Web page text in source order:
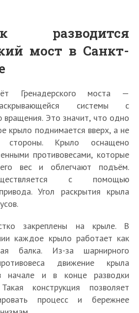
разводится
мост в Санкт-
Гренадерского моста —
системы с
Это значит, что одно
крыло поднимается вверх, а не
стороны. Крыло оснащено
противовесами, которые
вес и облегчают подъём.
с помощью
Угол раскрытия крыла
закреплены на крыле. В
каждое крыло работает как
балка. Из-за шарнирного
движение крыла
начале и в конце разводки
конструкция позволяет
процесс и бережнее